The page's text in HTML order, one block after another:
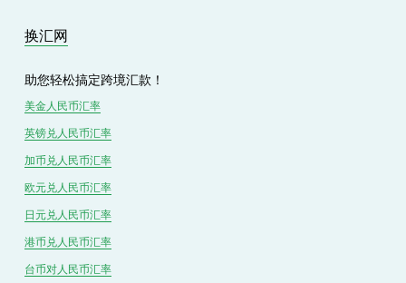
换汇网
助您轻松搞定跨境汇款！
美金人民币汇率
英镑兑人民币汇率
加币兑人民币汇率
欧元兑人民币汇率
日元兑人民币汇率
港币兑人民币汇率
台币对人民币汇率